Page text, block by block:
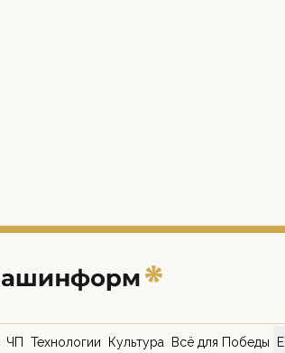
ЧП Технологии Культура Всё для Победы